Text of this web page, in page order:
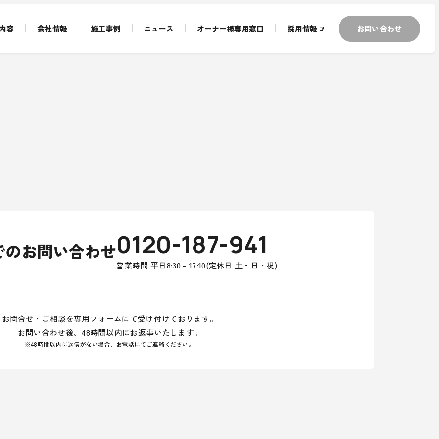
容 会社情報 施工事例 ニュース オーナー様専用窓口 採用情報 お問い合わせ
お問い合わせ0120-187-941
営業時間 平日8:30 – 17:10(定休日 土・日・祝)
お問合せ・ご相談を専用フォームにて受け付けております。
お問い合わせ後、 48時間以内にお返事いたします。
※48時間以内に返信がない場合、 お電話にてご連絡ください。